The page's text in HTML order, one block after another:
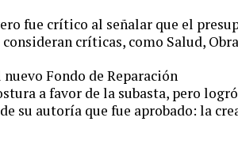
fue crítico al señalar que el
críticas, como Salud,
Fondo de Reparación
a favor de la subasta, pero
su autoría que fue aprobado: la